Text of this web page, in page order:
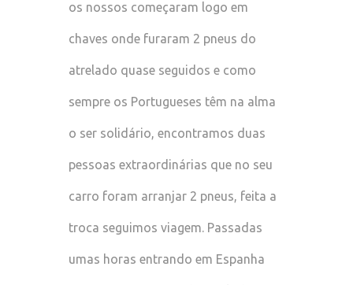
os nossos começaram logo em
chaves onde furaram 2 pneus do
atrelado quase seguidos e como
sempre os Portugueses têm na alma
o ser solidário, encontramos duas
pessoas extraordinárias que no seu
carro foram arranjar 2 pneus, feita a
troca seguimos viagem. Passadas
umas horas entrando em Espanha